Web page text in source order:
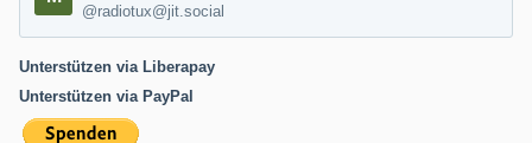
@radiotux@jit.social
Unterstützen via Liberapay
Unterstützen via PayPal